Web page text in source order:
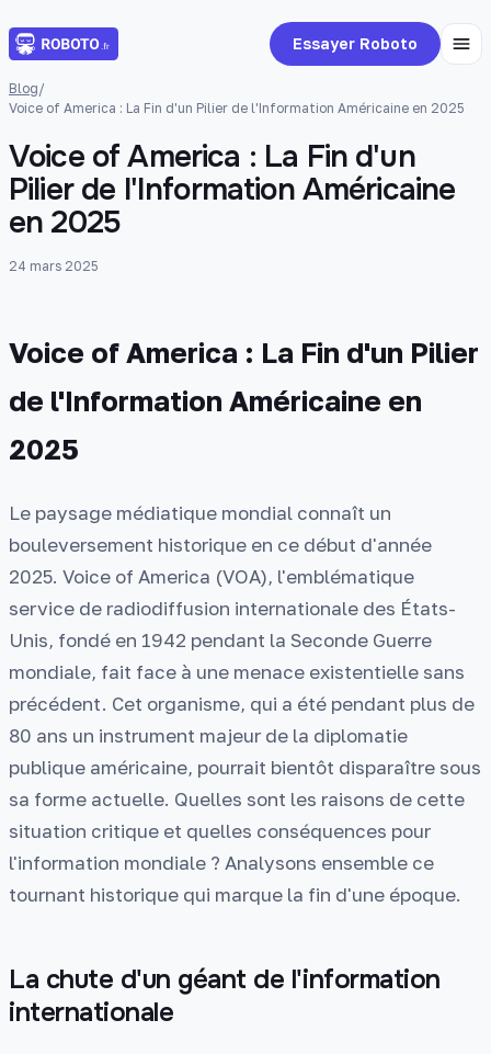
Essayer Roboto
Blog/
Voice of America : La Fin d'un Pilier de l'Information Américaine en 2025
Voice of America : La Fin d'un
Pilier de l'Information Américaine
en 2025
24 mars 2025
Voice of America : La Fin d'un Pilier
de l'Information Américaine en
2025
Le paysage médiatique mondial connaît un
bouleversement historique en ce début d'année
2025. Voice of America (VOA), l'emblématique
service de radiodiffusion internationale des États-
Unis, fondé en 1942 pendant la Seconde Guerre
mondiale, fait face à une menace existentielle sans
précédent. Cet organisme, qui a été pendant plus de
80 ans un instrument majeur de la diplomatie
publique américaine, pourrait bientôt disparaître sous
sa forme actuelle. Quelles sont les raisons de cette
situation critique et quelles conséquences pour
l'information mondiale ? Analysons ensemble ce
tournant historique qui marque la fin d'une époque.
La chute d'un géant de l'information
internationale